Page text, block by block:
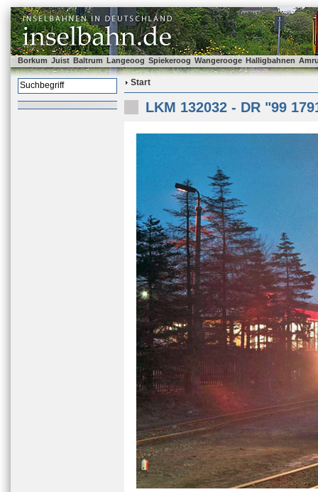
Borkum Juist Baltrum Langeoog Spiekeroog Wangerooge Halligbahnen
Start
LKM 132032 - DR "99